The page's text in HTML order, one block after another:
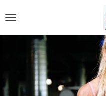
direct
naar
hoofdinhoud